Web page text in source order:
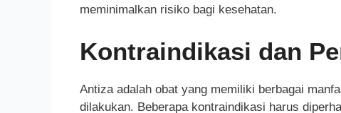
meminimalkan risiko bagi kesehatan.
Kontraindikasi dan
Antiza adalah obat yang memiliki berbagai
dilakukan. Beberapa kontraindikasi harus